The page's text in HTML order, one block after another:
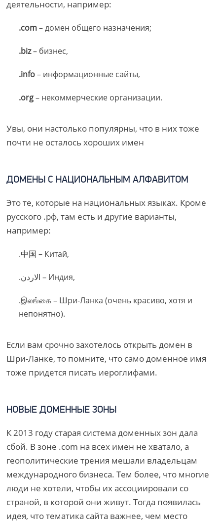
деятельности, например:
.com– домен общего назначения;
.biz– бизнес,
.info– информационные сайты,
.org– некоммерческие организации.
Увы, они настолько популярны, что в них тоже
почти не осталось хороших имен
ДОМЕНЫ С НАЦИОНАЛЬНЫМ АЛФАВИТОМ
Это те, которые на национальных языках. Кроме
русского .рф, там есть и другие варианты,
например:
.中国 – Китай,
.الاردن – Индия,
.இலங்கை – Шри-Ланка (очень красиво, хотя и
непонятно).
Если вам срочно захотелось открыть домен в
Шри-Ланке, то помните, что само доменное имя
тоже придется писать иероглифами.
НОВЫЕ ДОМЕННЫЕ ЗОНЫ
К 2013 году старая система доменных зон дала
сбой. В зоне .cоm на всех имен не хватало, а
геополитические трения мешали владельцам
международного бизнеса. Тем более, что многие
люди не хотели, чтобы их ассоциировали со
страной, в которой они живут. Тогда появилась
идея, что тематика сайта важнее, чем место